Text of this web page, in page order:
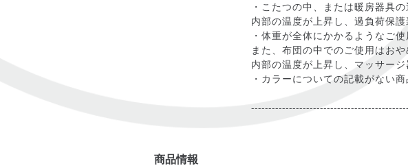
・こたつの中、または暖房器具
内部の温度が上昇し、過負荷保
・体重が全体にかかるようなご使
また、布団の中でのご使用はおや
内部の温度が上昇し、マッサー
・カラーについての記載がない
商品情報